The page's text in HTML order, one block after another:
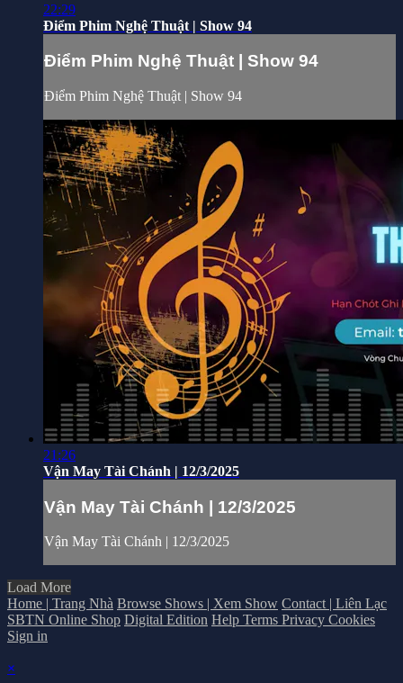
22:29
Điểm Phim Nghệ Thuật | Show 94
Điểm Phim Nghệ Thuật | Show 94
Điểm Phim Nghệ Thuật | Show 94
21:26
Vận May Tài Chánh | 12/3/2025
Vận May Tài Chánh | 12/3/2025
Vận May Tài Chánh | 12/3/2025
Load More
Home | Trang Nhà Browse Shows | Xem Show Contact | Liên Lạc
SBTN Online Shop Digital Edition Help Terms Privacy Cookies
Sign in
×